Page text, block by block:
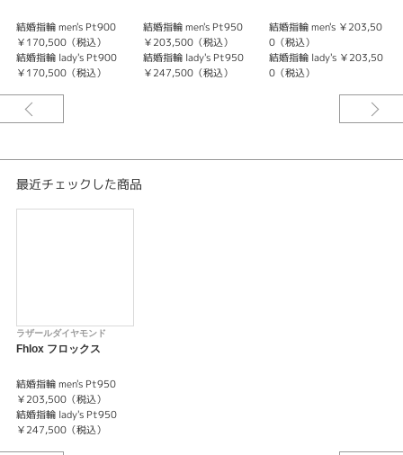
結婚指輪 men's Pt900
￥170,500（税込）
結婚指輪 lady's Pt900
￥170,500（税込）
結婚指輪 men's Pt950
￥203,500（税込）
結婚指輪 lady's Pt950
￥247,500（税込）
結婚指輪 men's ￥203,50
0（税込）
結婚指輪 lady's ￥203,50
0（税込）
最近チェックした商品
ラザールダイヤモンド
Fhlox フロックス
結婚指輪 men's Pt950
￥203,500（税込）
結婚指輪 lady's Pt950
￥247,500（税込）